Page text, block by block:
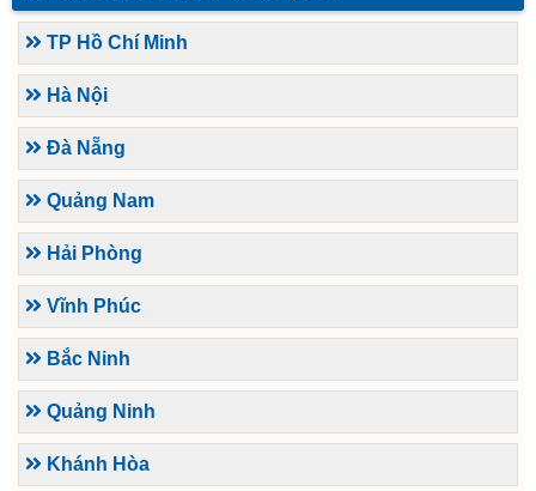
TP Hồ Chí Minh
Hà Nội
Đà Nẵng
Quảng Nam
Hải Phòng
Vĩnh Phúc
Bắc Ninh
Quảng Ninh
Khánh Hòa